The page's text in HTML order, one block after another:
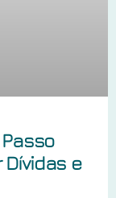
Passo
Dívidas e